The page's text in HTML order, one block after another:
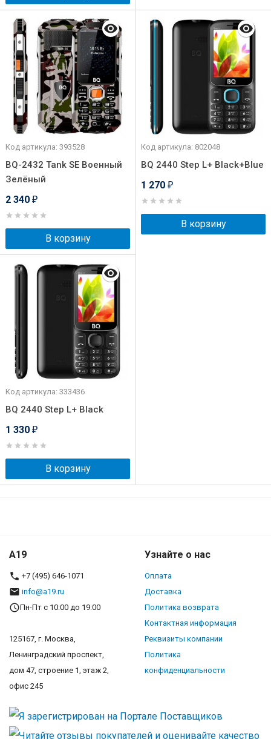
Код артикула: 393528
BQ-2432 Tank SE Военный
Зелёный
2 340 ₽
В корзину
Код артикула: 802048
BQ 2440 Step L+ Black+Blue
1 270 ₽
В корзину
Код артикула: 333436
BQ 2440 Step L+ Black
1 330 ₽
В корзину
A19
+7 (495) 646-1071
info@a19.ru
Пн-Пт с 10:00 до 19:00
125167, г. Москва,
Ленинградский проспект,
дом 47, строение 1, этаж 2,
офис 245
Узнайте о нас
Оплата
Доставка
Политика возврата
Контактная информация
Реквизиты компании
Политика
конфиденциальности